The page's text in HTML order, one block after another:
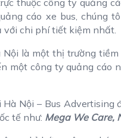
cáo xe bus, chúng
với chi phí tiết kiệm nhất.
Nội là một thị trường
một công ty quảng cáo
Nội – Bus
tế như: Mega We Care,